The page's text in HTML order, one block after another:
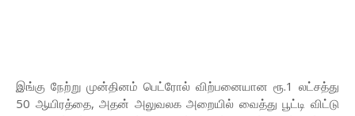
இங்கு நேற்று முன்தினம் பெட்ரோல் விற்பனையான ரூ.1 லட்சத்து
50 ஆயிரத்தை, அதன் அலுவலக அறையில் வைத்து பூட்டி விட்டு